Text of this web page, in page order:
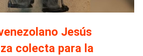
Jesús
colecta para la